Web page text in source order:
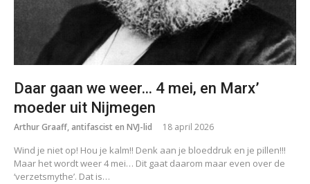
Daar gaan we weer… 4 mei, en Marx’
moeder uit Nijmegen
Arthur Graaff, antifascist en NVJ-lid 18 april 2026
Wind je niet op! Hou je kalm!! Denk aan je bloeddruk en je pillen!!!
Maar het wordt weer 4 mei… Dit gaat daarom maar even over de
‘verzetsmythe’. Dat is…